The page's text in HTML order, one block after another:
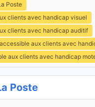
Poste
clients avec handicap visuel
clients avec handicap auditif
aux clients avec
aux clients avec handicap
Poste